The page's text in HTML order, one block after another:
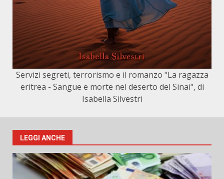
Servizi segreti, terrorismo e il romanzo "La ragazza
eritrea - Sangue e morte nel deserto del Sinai", di
Isabella Silvestri
LEGGI ANCHE